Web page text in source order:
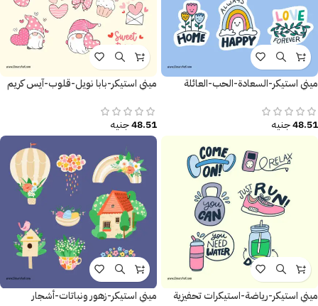
ميني استيكر-السعادة-الحب-العائلة
48.51جنيه
ميني استيكر-بابا نويل-قلوب-آيس كريم
48.51جنيه
ميني استيكر-رياضة-استيكرات تحفيزية ميني استيكر-زهور ونباتات-أشجار